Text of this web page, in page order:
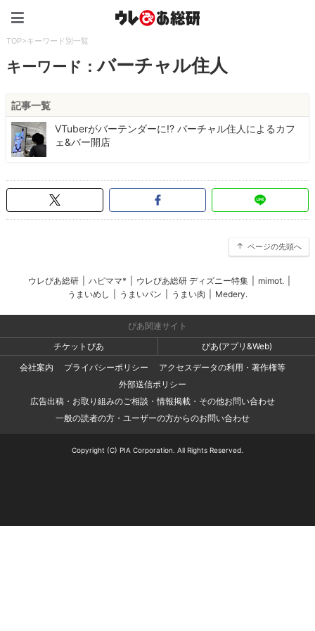
TOP>キーワード別一覧
キーワード：バーチャル住人
記事一覧
VTuberがバーテンダーに!? バーチャル住人によるカフ
ェ&バー開店
ページの先頭へ
ウレぴあ総研 ハピママ* ウレぴあ総研 ディズニー特集 mimot.
うまいめし
うまいパン うまい肉 Medery.
ぴあ関連サイト
チケットぴあ
ぴあ(アプリ&Web)
会社案内
プライバシーポリシー
アクセスデータの利用・著作権等
外部送信ポリシー
広告出稿・お取り組みのご相談・情報掲載・その他お問い合わせ
一般の読者の方・ユーザーの方からのお問い合わせ
Copyright (C) PIA Corporation. All Rights Reserved.